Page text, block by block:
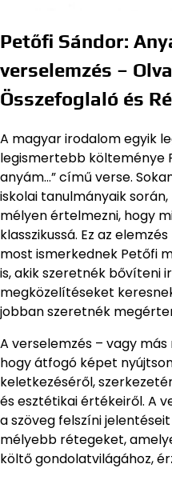
Petőfi Sándor:
verselemzés –
Összefoglaló és
A magyar irodalom egyik
legismertebb költeménye
anyám…” című verse.
iskolai tanulmányaik
mélyen értelmezni, hogy
klasszikussá. Ez az
most ismerkednek Petőfi
is, akik szeretnék bővíteni
megközelítéseket
jobban szeretnék
A verselemzés – vagy
hogy átfogó képet
keletkezéséről,
és esztétikai értékeiről. A
a szöveg felszíni
mélyebb rétegeket,
költő gondolatvilágához,